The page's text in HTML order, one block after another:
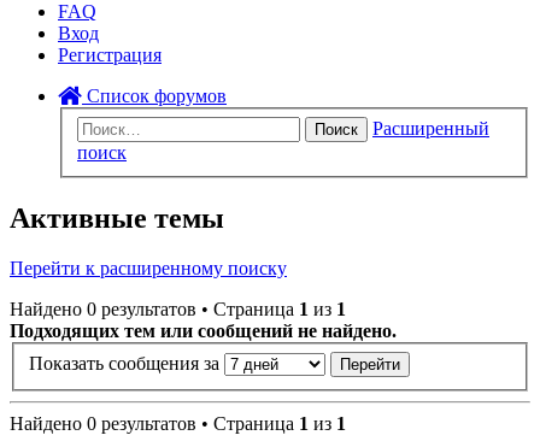
FAQ
Вход
Регистрация
Список форумов
Поиск
Расширенный
поиск
Активные темы
Перейти к расширенному поиску
Найдено 0 результатов • Страница 1 из 1
Подходящих тем или сообщений не найдено.
Показать сообщения за
Найдено 0 результатов • Страница 1 из 1